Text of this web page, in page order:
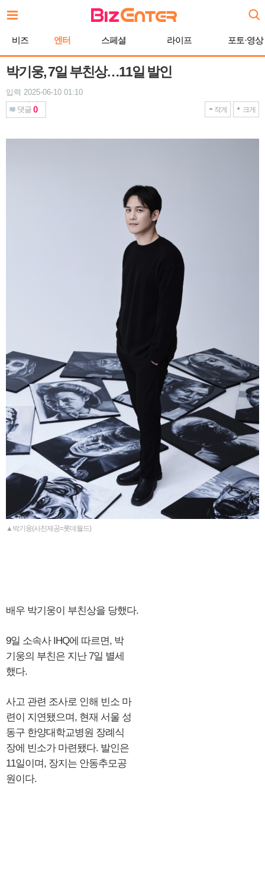
문
기
비즈 엔터 스페셜 라이프 포토·영상
박기웅, 7일 부친상…11일 발인
입력 2025-06-10 01:10
댓글 0 작게 크게
▲박기웅(사진제공=롯데월드)
배우 박기웅이 부친상을 당했다.
9일 소속사 IHQ에 따르면, 박
기웅의 부친은 지난 7일 별세
했다.
사고 관련 조사로 인해 빈소 마
련이 지연됐으며, 현재 서울 성
동구 한양대학교병원 장례식
장에 빈소가 마련됐다. 발인은
11일이며, 장지는 안동추모공
원이다.